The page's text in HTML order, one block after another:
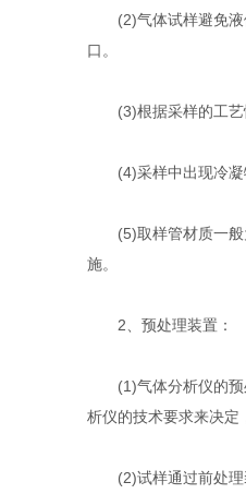
(2)气体试样避免液体
口。
(3)根据采样的工艺情
(4)采样中出现冷凝
(5)取样管材质一般为
施。
2、预处理装置：
(1)气体分析仪的预处
析仪的技术要求来决定
(2)试样通过前处理